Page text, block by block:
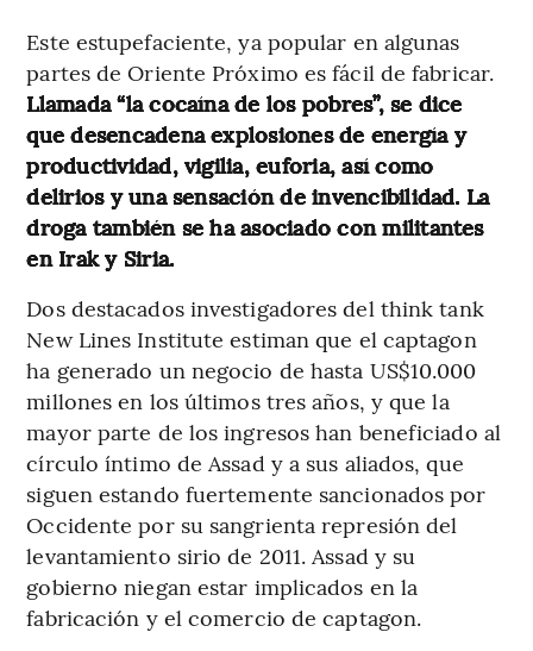
Este estupefaciente, ya popular en algunas
partes de Oriente Próximo es fácil de fabricar.
Llamada “la cocaína de los pobres”, se dice
que desencadena explosiones de energía y
productividad, vigilia, euforia, así como
delirios y una sensación de invencibilidad. La
droga también se ha asociado con militantes
en Irak y Siria.
Dos destacados investigadores del think tank
New Lines Institute estiman que el captagon
ha generado un negocio de hasta US$10.000
millones en los últimos tres años, y que la
mayor parte de los ingresos han beneficiado al
círculo íntimo de Assad y a sus aliados, que
siguen estando fuertemente sancionados por
Occidente por su sangrienta represión del
levantamiento sirio de 2011. Assad y su
gobierno niegan estar implicados en la
fabricación y el comercio de captagon.